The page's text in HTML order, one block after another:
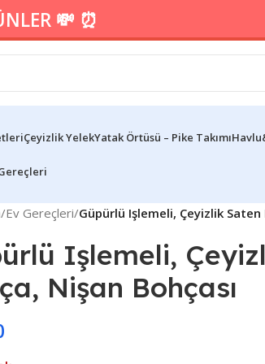
💸 ⏰
Çeyizlik YelekYatak Örtüsü – Pike Takımı
/Ev Gereçleri/Güpürlü Işlemeli, Çeyizlik Saten
Işlemeli,
Nişan Bohçası